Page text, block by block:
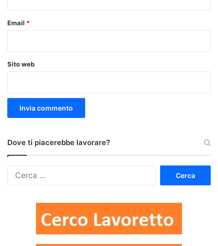
Email *
Sito web
Dove ti piacerebbe lavorare?